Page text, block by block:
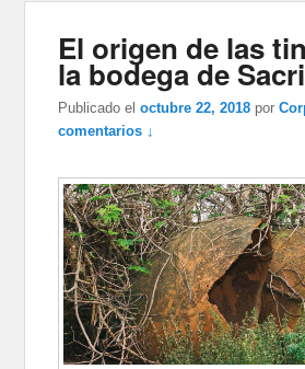
El origen de las
la bodega de
Publicado el octubre 22, 2018 por
comentarios ↓